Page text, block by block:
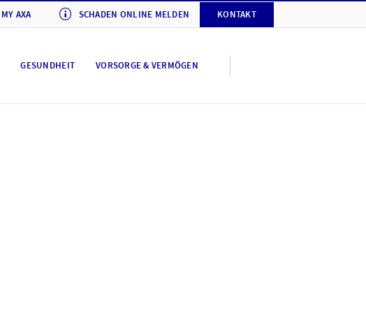
MY AXA SCHADEN ONLINE MELDEN KONTAKT
GESUNDHEIT VORSORGE & VERMÖGEN